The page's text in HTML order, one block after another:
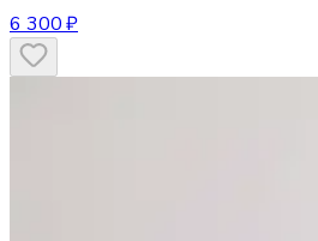
6 300 ₽